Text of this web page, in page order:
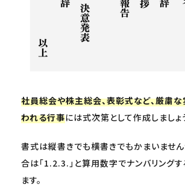
社員総会や株主総会、表彰式など、厳粛
われる行事には式次第として作成しましょ
書式は縦書きでも横書きでもかまいません
合は「1.2.3.」と算用数字でナンバリング
ます。